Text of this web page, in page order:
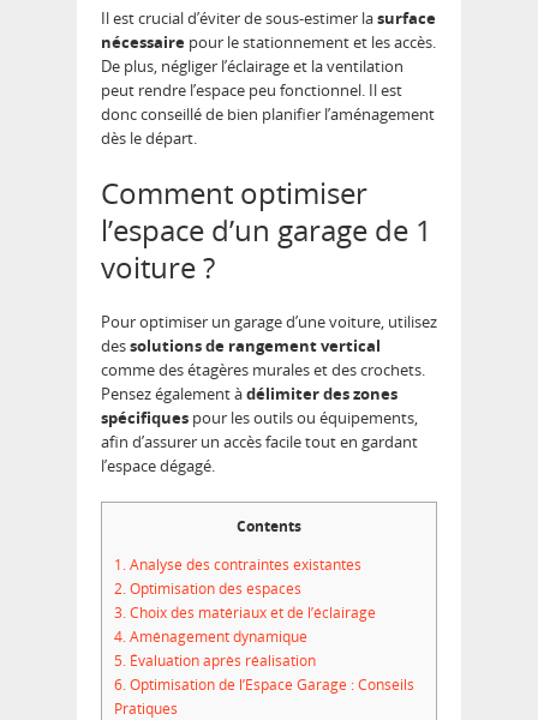
Il est crucial d’éviter de sous-estimer lasurface
nécessaire pour le stationnement et les accès.
De plus, négliger l’éclairage et la ventilation
peut rendre l’espace peu fonctionnel. Il est
donc conseillé de bien planifier l’aménagement
dès le départ.
Comment optimiser
l’espace d’un garage de 1
voiture ?
Pour optimiser un garage d’une voiture, utilisez
dessolutions de rangement vertical
comme des étagères murales et des crochets.
Pensez également àdélimiter des zones
spécifiques pour les outils ou équipements,
afin d’assurer un accès facile tout en gardant
l’espace dégagé.
Contents
1.Analyse des contraintes existantes
2.Optimisation des espaces
3.Choix des matériaux et de l’éclairage
4.Aménagement dynamique
5. Évaluation après réalisation
6.Optimisation de l’Espace Garage : Conseils
Pratiques